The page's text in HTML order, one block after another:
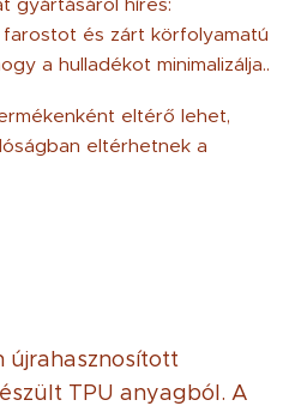
és zárt körfolyamatú
a hulladékot minimalizálja..
eltérő lehet,
eltérhetnek a
újrahasznosított
TPU anyagból. A